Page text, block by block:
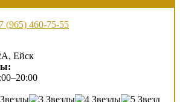
(965) 460-75-55
Ейск